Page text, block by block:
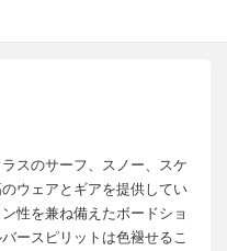
スのサーフ、スノー、スケ
ウェアとギアを提供してい
性を兼ね備えたボードショ
ースピリットは色褪せるこ